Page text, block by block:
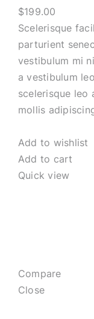
$199.00
Scelerisque
parturient
vestibulum mi
a vestibulum
scelerisque leo
mollis
Add to wishlist
Add to cart
Quick view
Compare
Close